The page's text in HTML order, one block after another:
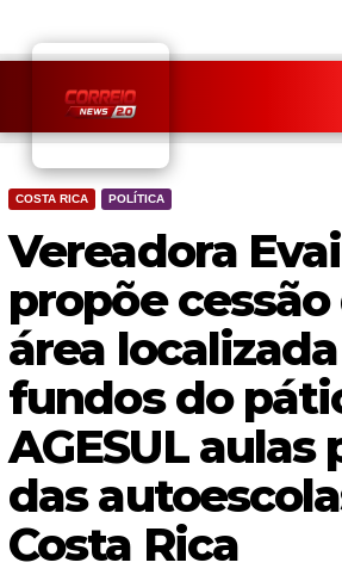
content
COSTA RICA POLÍTICA
Vereadora
propõe
área
fundos do
AGESUL aulas
das
Costa Rica